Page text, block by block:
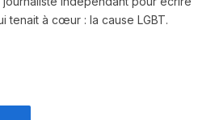
tenait à cœur : la cause LGBT.